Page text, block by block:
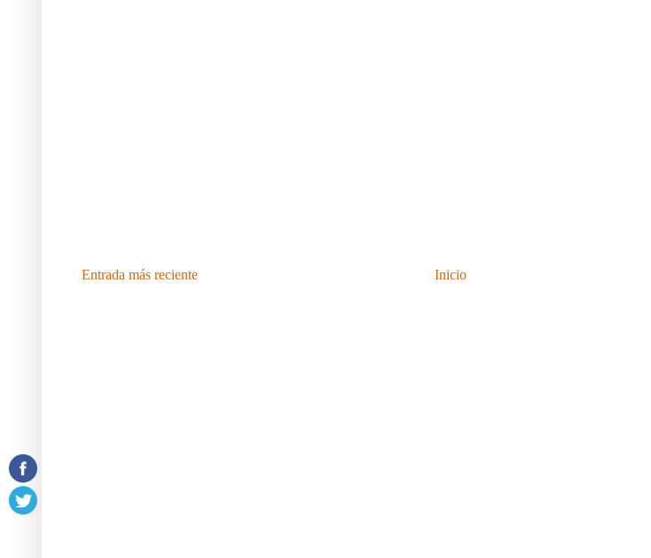
Entrada más reciente Inicio